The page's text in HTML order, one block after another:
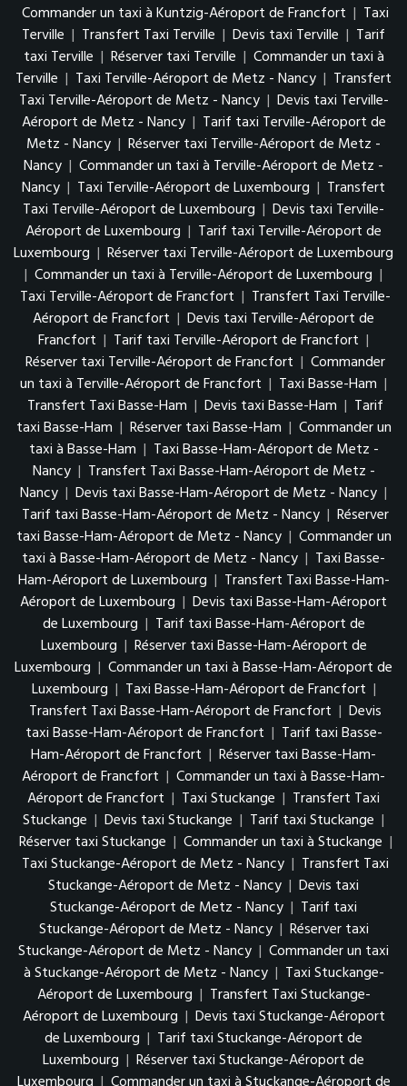
Commander un taxi à Kuntzig-Aéroport de Francfort | Taxi
Terville | Transfert Taxi Terville | Devis taxi Terville | Tarif
taxi Terville | Réserver taxi Terville | Commander un taxi à
Terville | Taxi Terville-Aéroport de Metz - Nancy | Transfert
Taxi Terville-Aéroport de Metz - Nancy | Devis taxi Terville-
Aéroport de Metz - Nancy | Tarif taxi Terville-Aéroport de
Metz - Nancy | Réserver taxi Terville-Aéroport de Metz -
Nancy | Commander un taxi à Terville-Aéroport de Metz -
Nancy | Taxi Terville-Aéroport de Luxembourg | Transfert
Taxi Terville-Aéroport de Luxembourg | Devis taxi Terville-
Aéroport de Luxembourg | Tarif taxi Terville-Aéroport de
Luxembourg | Réserver taxi Terville-Aéroport de Luxembourg
| Commander un taxi à Terville-Aéroport de Luxembourg |
Taxi Terville-Aéroport de Francfort | Transfert Taxi Terville-
Aéroport de Francfort | Devis taxi Terville-Aéroport de
Francfort | Tarif taxi Terville-Aéroport de Francfort |
Réserver taxi Terville-Aéroport de Francfort | Commander
un taxi à Terville-Aéroport de Francfort | Taxi Basse-Ham |
Transfert Taxi Basse-Ham | Devis taxi Basse-Ham | Tarif
taxi Basse-Ham | Réserver taxi Basse-Ham | Commander un
taxi à Basse-Ham | Taxi Basse-Ham-Aéroport de Metz -
Nancy | Transfert Taxi Basse-Ham-Aéroport de Metz -
Nancy | Devis taxi Basse-Ham-Aéroport de Metz - Nancy |
Tarif taxi Basse-Ham-Aéroport de Metz - Nancy | Réserver
taxi Basse-Ham-Aéroport de Metz - Nancy | Commander un
taxi à Basse-Ham-Aéroport de Metz - Nancy | Taxi Basse-
Ham-Aéroport de Luxembourg | Transfert Taxi Basse-Ham-
Aéroport de Luxembourg | Devis taxi Basse-Ham-Aéroport
de Luxembourg | Tarif taxi Basse-Ham-Aéroport de
Luxembourg | Réserver taxi Basse-Ham-Aéroport de
Luxembourg | Commander un taxi à Basse-Ham-Aéroport de
Luxembourg | Taxi Basse-Ham-Aéroport de Francfort |
Transfert Taxi Basse-Ham-Aéroport de Francfort | Devis
taxi Basse-Ham-Aéroport de Francfort | Tarif taxi Basse-
Ham-Aéroport de Francfort | Réserver taxi Basse-Ham-
Aéroport de Francfort | Commander un taxi à Basse-Ham-
Aéroport de Francfort | Taxi Stuckange | Transfert Taxi
Stuckange | Devis taxi Stuckange | Tarif taxi Stuckange |
Réserver taxi Stuckange | Commander un taxi à Stuckange |
Taxi Stuckange-Aéroport de Metz - Nancy | Transfert Taxi
Stuckange-Aéroport de Metz - Nancy | Devis taxi
Stuckange-Aéroport de Metz - Nancy | Tarif taxi
Stuckange-Aéroport de Metz - Nancy | Réserver taxi
Stuckange-Aéroport de Metz - Nancy | Commander un taxi
à Stuckange-Aéroport de Metz - Nancy | Taxi Stuckange-
Aéroport de Luxembourg | Transfert Taxi Stuckange-
Aéroport de Luxembourg | Devis taxi Stuckange-Aéroport
de Luxembourg | Tarif taxi Stuckange-Aéroport de
Luxembourg | Réserver taxi Stuckange-Aéroport de